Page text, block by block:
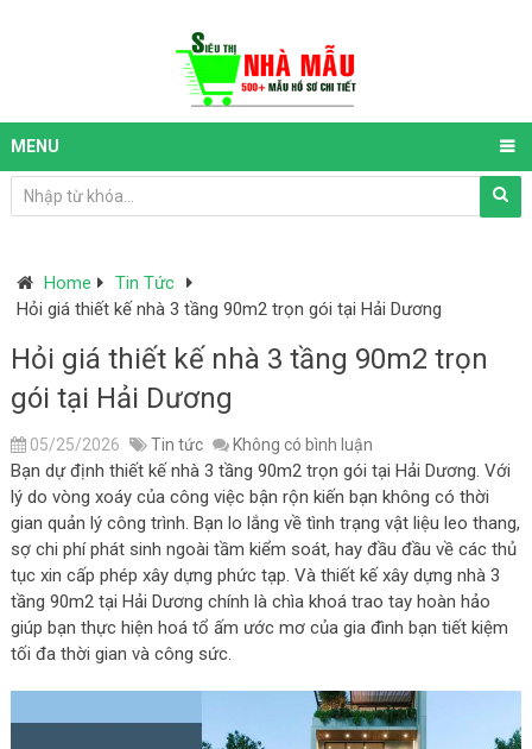
MENU
Home
Tin Tức
Hỏi giá thiết kế nhà 3 tầng 90m2 trọn gói tại Hải Dương
Hỏi giá thiết kế nhà 3 tầng 90m2 trọn
gói tại Hải Dương
05/25/2026 Tin tức Không có bình luận
Bạn dự định thiết kế nhà 3 tầng 90m2 trọn gói tại Hải Dương. Với
lý do vòng xoáy của công việc bận rộn kiến bạn không có thời
gian quản lý công trình. Bạn lo lắng về tình trạng vật liệu leo thang,
sợ chi phí phát sinh ngoài tầm kiểm soát, hay đầu đầu về các thủ
tục xin cấp phép xây dựng phức tạp. Và thiết kế xây dựng nhà 3
tầng 90m2 tại Hải Dương chính là chìa khoá trao tay hoàn hảo
giúp bạn thực hiện hoá tổ ấm ước mơ của gia đình bạn tiết kiệm
tối đa thời gian và công sức.